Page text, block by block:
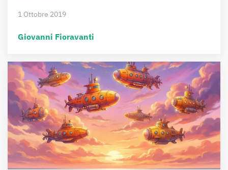
1 Ottobre 2019
Giovanni Fioravanti